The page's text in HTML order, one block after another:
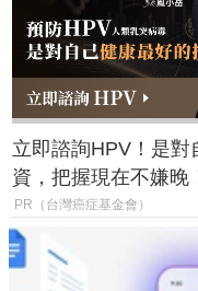
立即諮詢HPV！是對
資，把握現在不嫌晚
PR（台灣癌症基金會）